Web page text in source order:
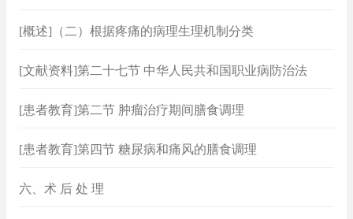
[概述]（二）根据疼痛的病理生理机制分类
[文献资料]第二十七节 中华人民共和国职业病防治法
[患者教育]第二节 肿瘤治疗期间膳食调理
[患者教育]第四节 糖尿病和痛风的膳食调理
六、术 后 处 理